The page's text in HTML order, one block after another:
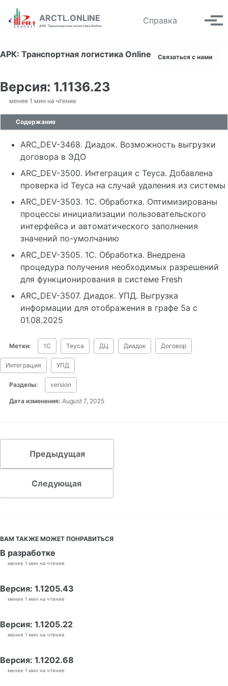
Skip to primary navigation
Skip to content
Skip to footer
ARCTL.ONLINE
АРК: Транспортная логистика Online
Справка Toggle
АРК: Транспортная логистика Online Связаться с нами
Версия: 1.1136.23
менее 1 мин на чтение
Содержание
ARC_DEV-3468. Диадок. Возможность выгрузки
договора в ЭДО
ARC_DEV-3500. Интеграция с Teyca. Добавлена
проверка id Teyca на случай удаления из системы
ARC_DEV-3503. 1С. Обработка. Оптимизированы
процессы инициализации пользовательского
интерфейса и автоматического заполнения
значений по-умолчанию
ARC_DEV-3505. 1С. Обработка. Внедрена
процедура получения необходимых разрешений
для функционирования в системе Fresh
ARC_DEV-3507. Диадок. УПД. Выгрузка
информации для отображения в графе 5а с
01.08.2025
Метки: 1С Teyca ДЦ Диадок Договор
Интеграция УПД
Разделы: version
Дата изменения: August 7, 2025
Предыдущая
Следующая
ВАМ ТАКЖЕ МОЖЕТ ПОНРАВИТЬСЯ
В разработке
менее 1 мин на чтение
Версия: 1.1205.43
менее 1 мин на чтение
Версия: 1.1205.22
менее 1 мин на чтение
Версия: 1.1202.68
менее 1 мин на чтение